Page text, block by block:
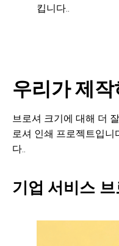
킵니다..
우리가 제
브로셔 크기에 대해 더
로셔 인쇄 프로젝트입니
다..
기업 서비스 브